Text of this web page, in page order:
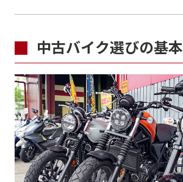
中古バイク選びの基本